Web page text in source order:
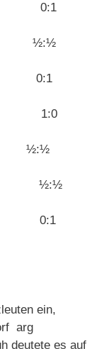
0:1
½:½
0:1
1:0
½:½
½:½
0:1
ein,
arg
deutete es auf